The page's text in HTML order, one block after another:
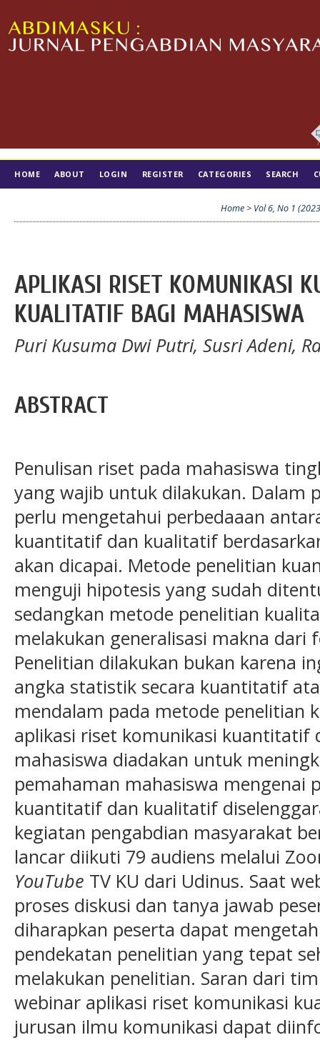
HOME ABOUT LOGIN REGISTER CATEGORIES SEARCH
Home > Vol 6, No 1
APLIKASI RISET KOMUNIKASI
KUALITATIF BAGI MAHASISWA
Puri Kusuma Dwi Putri, Susri Adeni,
ABSTRACT
Penulisan riset pada mahasiswa
yang wajib untuk dilakukan. Dalam
perlu mengetahui perbedaaan
kuantitatif dan kualitatif
akan dicapai. Metode penelitian
menguji hipotesis yang sudah
sedangkan metode penelitian
melakukan generalisasi makna dari
Penelitian dilakukan bukan karena
angka statistik secara kuantitatif
mendalam pada metode penelitian
aplikasi riset komunikasi kuantitatif
mahasiswa diadakan untuk
pemahaman mahasiswa mengenai
kuantitatif dan kualitatif
kegiatan pengabdian masyarakat
lancar diikuti 79 audiens melalui
YouTube TV KU dari Udinus. Saat
proses diskusi dan tanya jawab
diharapkan peserta dapat
pendekatan penelitian yang tepat
melakukan penelitian. Saran dari
webinar aplikasi riset komunikasi
jurusan ilmu komunikasi dapat